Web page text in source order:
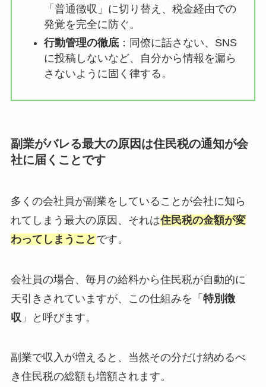
「普通徴収」に切り替え、税金経由での
発覚を完全に防ぐ。
行動管理の徹底：同僚に話さない、SNS
に投稿しないなど、自分から情報を漏ら
さないように固く律する。
副業がバレる最大の原因は住民税の通知が会
社に届くことです
多くの会社員が副業をしていることが会社に知ら
れてしまう最大の原因、それは住民税の金額が変
わってしまうこと です。
会社員の場合、毎月の給料から住民税が自動的に
天引きされていますが、この仕組みを「 特別徴
収 」と呼びます。
副業で収入が増えると、当然その分だけ納めるべ
き住民税の総額も増額されます。